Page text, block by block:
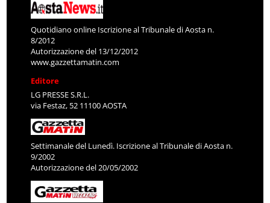
Quotidiano online Iscrizione al Tribunale di Aosta n.
8/2012
Autorizzazione del 13/12/2012
www.gazzettamatin.com
Editore
LG PRESSE S.R.L.
via Festaz, 52 11100 AOSTA
Settimanale del Lunedì. Iscrizione al Tribunale di Aosta n.
9/2002
Autorizzazione del 20/05/2002